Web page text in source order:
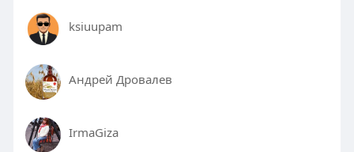
ksiuupam
Андрей Дровaлев
IrmaGiza